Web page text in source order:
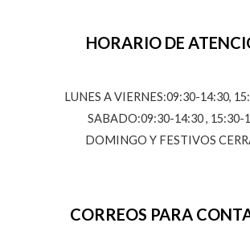
HORARIO DE
LUNES A VIERNES:09:30-14:30,
SABADO:09:30-14:30 , 15:30-
DOMINGO Y FESTIVOS
CORREOS PARA